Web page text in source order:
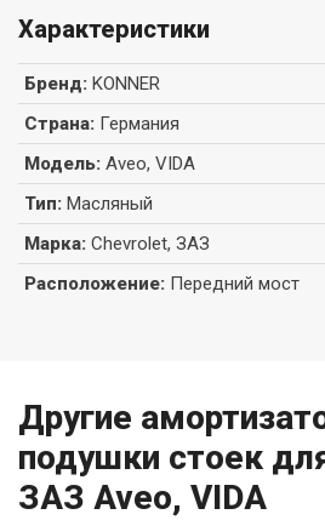
Характеристики
Бренд: KONNER
Страна: Германия
Модель: Aveo, VIDA
Тип: Масляный
Марка: Chevrolet, ЗАЗ
Расположение: Передний мост
Другие
подушки стоек
ЗАЗ Aveo, VIDA